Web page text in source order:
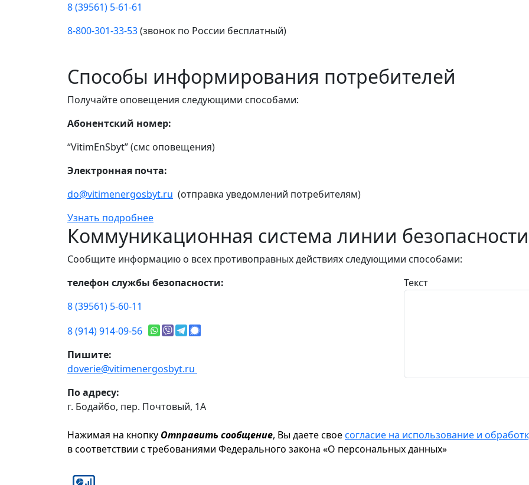
8 (39561) 5-61-61
8-800-301-33-53(звонок по России бесплатный)
Способы информирования потребителей
Получайте оповещения следующими способами:
Абонентский номер:
“VitimEnSbyt” (смс оповещения)
Электронная почта:
do@vitimenergosbyt.ru (отправка уведомлений потребителям)
Узнать подробнее
Коммуникационная система линии безопасности
Сообщите информацию о всех противоправных действиях следующими способами:
телефон службы безопасности:
8 (39561) 5-60-11
8 (914) 914-09-56
Пишите:
doverie@vitimenergosbyt.ru
По адресу:
г. Бодайбо, пер. Почтовый, 1А
Текст
Нажимая на кнопку Отправить сообщение, Вы даете своесогласие на использование и
в соответствии с требованиями Федерального закона «О персональных данных»